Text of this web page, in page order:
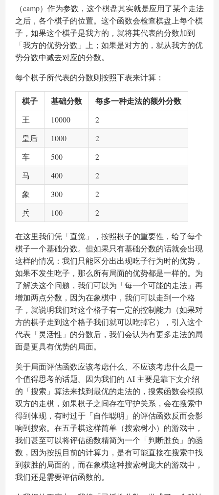
（camp）作为参数，这个棋盘其实就是应用了某个走法
之后，各个棋子的位置。这个函数会检查棋盘上每个棋
子，如果这个棋子是我方的，就将其代表的分数加到
「我方的优势分数」上；如果是对方的，就从我方的优
势分数中减去对应的分数。
每个棋子所代表的分数则按照下表来计算：
棋子 基础分数 每多一种走法的额外分数
王 10000
2
皇后
1000
2
车
500
2
马
400
2
象
300
2
兵
100 2
在这里我们凭「直觉」，按照棋子的重要性，给了每个
棋子一个基础分数。但如果只有基础分数的话就会出现
这样的情况：我们只能区分出出现吃子行为时的优势，
如果不发生吃子，那么所有局面的优势都是一样的。为
了解决这个问题，我们可以为「每一个可能的走法」再
增加两点分数，因为在象棋中，我们可以走到一个格
子，就说明我们对这个格子有一定的控制能力（如果对
方的棋子走到这个格子我们就可以吃掉它），引入这个
代表「灵活性」的分数后，我们会认为有更多走法的局
面是更具有优势的局面。
关于局面评估函数应该考虑什么、不应该考虑什么是一
个值得思考的话题。因为我们的 AI 主要是靠下文介绍
的「搜索」算法来找到最优的走法的，搜索函数会模拟
双方的走棋，如果棋子之间存在守护关系，会在搜索中
得到体现，有时过于「自作聪明」的评估函数反而会影
响到搜索。在五子棋这样简单（搜索树小）的游戏中，
我们甚至可以将评估函数精简为一个「判断胜负」的函
数，因为按照目前的计算力，是有可能直接在搜索中找
到获胜的局面的，而在象棋这种搜索树庞大的游戏中，
我们还是需要评估函数的。